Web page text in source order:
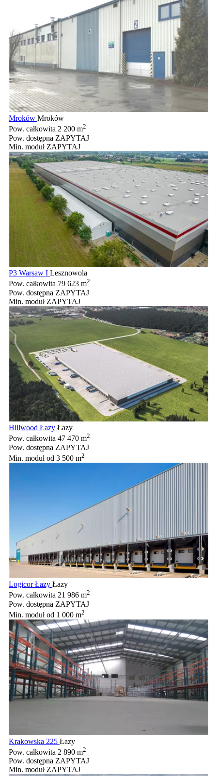
Mroków Mroków
Pow. całkowita 2 200 m2
Pow. dostępna ZAPYTAJ
Min. moduł ZAPYTAJ
P3 Warsaw I Lesznowola
Pow. całkowita 79 623 m2
Pow. dostępna ZAPYTAJ
Min. moduł ZAPYTAJ
Hillwood Łazy Łazy
Pow. całkowita 47 470 m2
Pow. dostępna ZAPYTAJ
Min. modułod 3 500 m2
Logicor Łazy Łazy
Pow. całkowita 21 986 m2
Pow. dostępna ZAPYTAJ
Min. modułod 1 000 m2
Krakowska 225 Łazy
Pow. całkowita 2 890 m2
Pow. dostępna ZAPYTAJ
Min. moduł ZAPYTAJ